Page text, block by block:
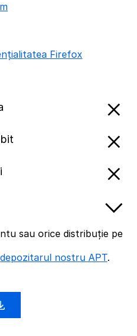
Firefox
sau orice distribuție pe
depozitarul nostru APT.